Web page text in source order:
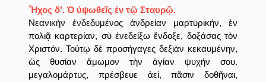
Ἦχος δ’. Ὁ ὑψωθεῖς ἐν τῷ Σταυρῷ.
Νεανικὴν ἐνδεδυμένος ἀνδρείαν μαρτυρικήν, ἐν
πολιᾷ καρτερίαν, σὺ ἐνεδείξω ἔνδοξε, δοξάσας τὸν
Χριστόν. Τούτῳ δὲ προσήγαγες δεξιὰν κεκαυμένην,
ὡς θυσίαν ἄμωμον τὴν ἁγίαν ψυχήν σου.
μεγαλομάρτυς, πρέσβευε ἀεί, πᾶσιν δοθῆναι,